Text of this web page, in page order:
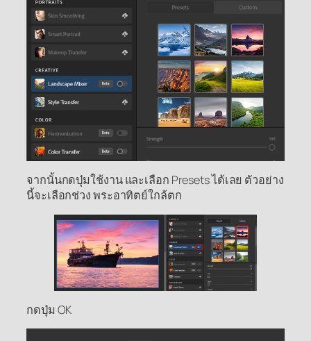
จากนั้นกดปุ่มใช้งาน และเลือก Presets ได้เลย ตัวอย่าง
นี้จะเลือกช่วง พระอาทิตย์ใกล้ตก
กดปุ่ม OK